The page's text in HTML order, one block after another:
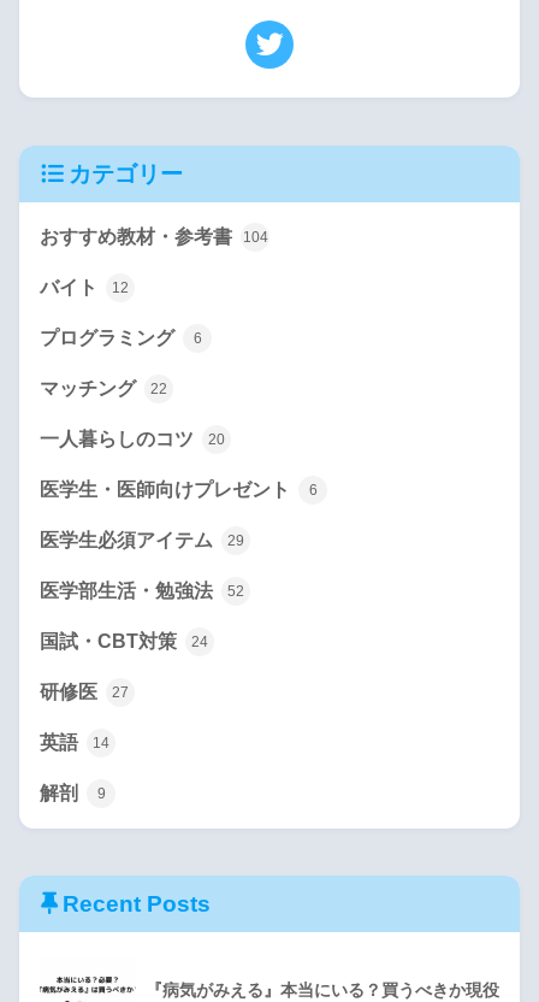
カテゴリー
おすすめ教材・参考書 104
バイト 12
プログラミング 6
マッチング 22
一人暮らしのコツ 20
医学生・医師向けプレゼント 6
医学生必須アイテム 29
医学部生活・勉強法 52
国試・CBT対策 24
研修医 27
英語 14
解剖 9
Recent Posts
『病気がみえる』本当にいる？買うべきか現役